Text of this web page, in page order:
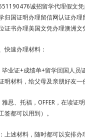
诚招留学代理假文
归国证明办理留信网认证办
证书办理美国文凭办理澳洲
快速办理材料：
毕业证+成绩单+留学回国人员
明材料，给父母及亲朋好友一
雅思、托福，OFFER，在读证
签都可以用到）。
上述材料，随时都可以安排